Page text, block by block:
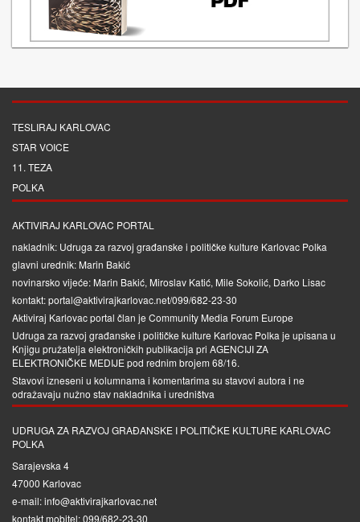
TESLIRAJ KARLOVAC
STAR VOICE
11. TEZA
POLKA
AKTIVIRAJ KARLOVAC PORTAL
nakladnik: Udruga za razvoj građanske i političke kulture Karlovac Polka
glavni urednik: Marin Bakić
novinarsko vijeće: Marin Bakić, Miroslav Katić, Mile Sokolić, Darko Lisac
kontakt: portal@aktivirajkarlovac.net/099/682-23-30
Aktiviraj Karlovac portal član je Community Media Forum Europe
Udruga za razvoj građanske i političke kulture Karlovac Polka je upisana u
Knjigu pružatelja elektroničkih publikacija pri AGENCIJI ZA
ELEKTRONIČKE MEDIJEpod rednim brojem 68/16.
Stavovi izneseni u kolumnama i komentarima su stavovi autora i ne
odražavaju nužno stav nakladnika i uredništva
UDRUGA ZA RAZVOJ GRAĐANSKE I POLITIČKE KULTURE KARLOVAC
POLKA
Sarajevska 4
47000 Karlovac
e-mail: info@aktivirajkarlovac.net
kontakt mobitel: 099/682-23-30